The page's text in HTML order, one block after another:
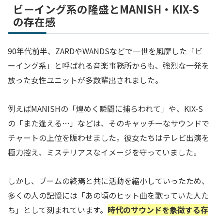
ビーイング系の隆盛とMANISH・KIX-S
の存在感
90年代前半、ZARDやWANDSなどで一世を風靡した「ビ
ーイング系」と呼ばれる音楽事務所からも、強烈な一発を
放った女性ユニットが多数輩出されました。
例えばMANISHの「煌めく瞬間に捕らわれて」や、KIX-S
の「また逢える…」などは、そのキャッチーなサウンドで
チャートの上位を賑わせました。彼女たちはテレビ出演を
極力控え、ミステリアスなイメージを守っていました。
しかし、ブームの終焉と共に活動を縮小していったため、
多くの人の記憶には「あの頃のヒット曲を歌っていた人た
ち」として刻まれています。 時代のサウンドを象徴する存